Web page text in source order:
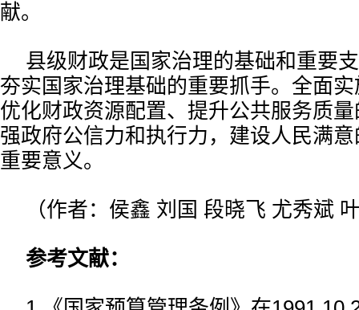
献。
县级财政是国家治理的基础和重要
夯实国家治理基础的重要抓手。全面
优化财政资源配置、提升公共服务质
强政府公信力和执行力，建设人民满
重要意义。
（作者：侯鑫 刘国 段晓飞 尤秀斌
参考文献：